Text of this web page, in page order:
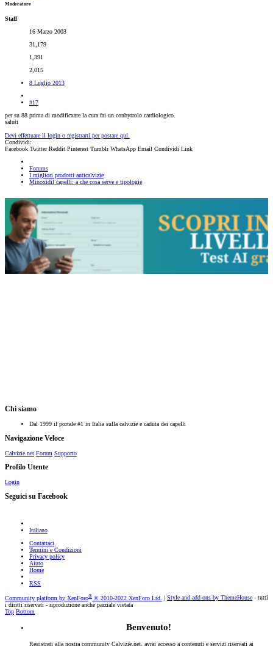
Moderatore
Staff
16 Marzo 2003
31,179
1,391
2,015
8 Luglio 2013
#17
per su 88 prima di modificxare la cura fai un conbytrolo cardiologico.
saluti
Devi effettuare il login o registrarti per postare qui.
Condividi:
Facebook Twitter Reddit Pinterest Tumblr WhatsApp Email Condividi Link
Forums
I migliori prodotti anticalvizie
Minoxidil capelli: a che cosa serve e tipologie
Chi siamo
Dal 1999 il portale #1 in Italia sulla calvizie e caduta dei capelli
Navigazione Veloce
Calvizie.net Forum Supporto
Profilo Utente
Login
Seguici su Facebook
Italiano
Contattaci
Termini e Condizioni
Privacy policy
Aiuto
Home
RSS
Community platform by XenForo® © 2010-2022 XenForo Ltd. Style and add-ons by ThemeHouse - tutti
i diritti riservati - riproduzione anche parziale vietata
Top Bottom
Benvenuto!
Registrati alla nostra community Calvizie.net, avrai accesso a contenuti e servizi riservati ai